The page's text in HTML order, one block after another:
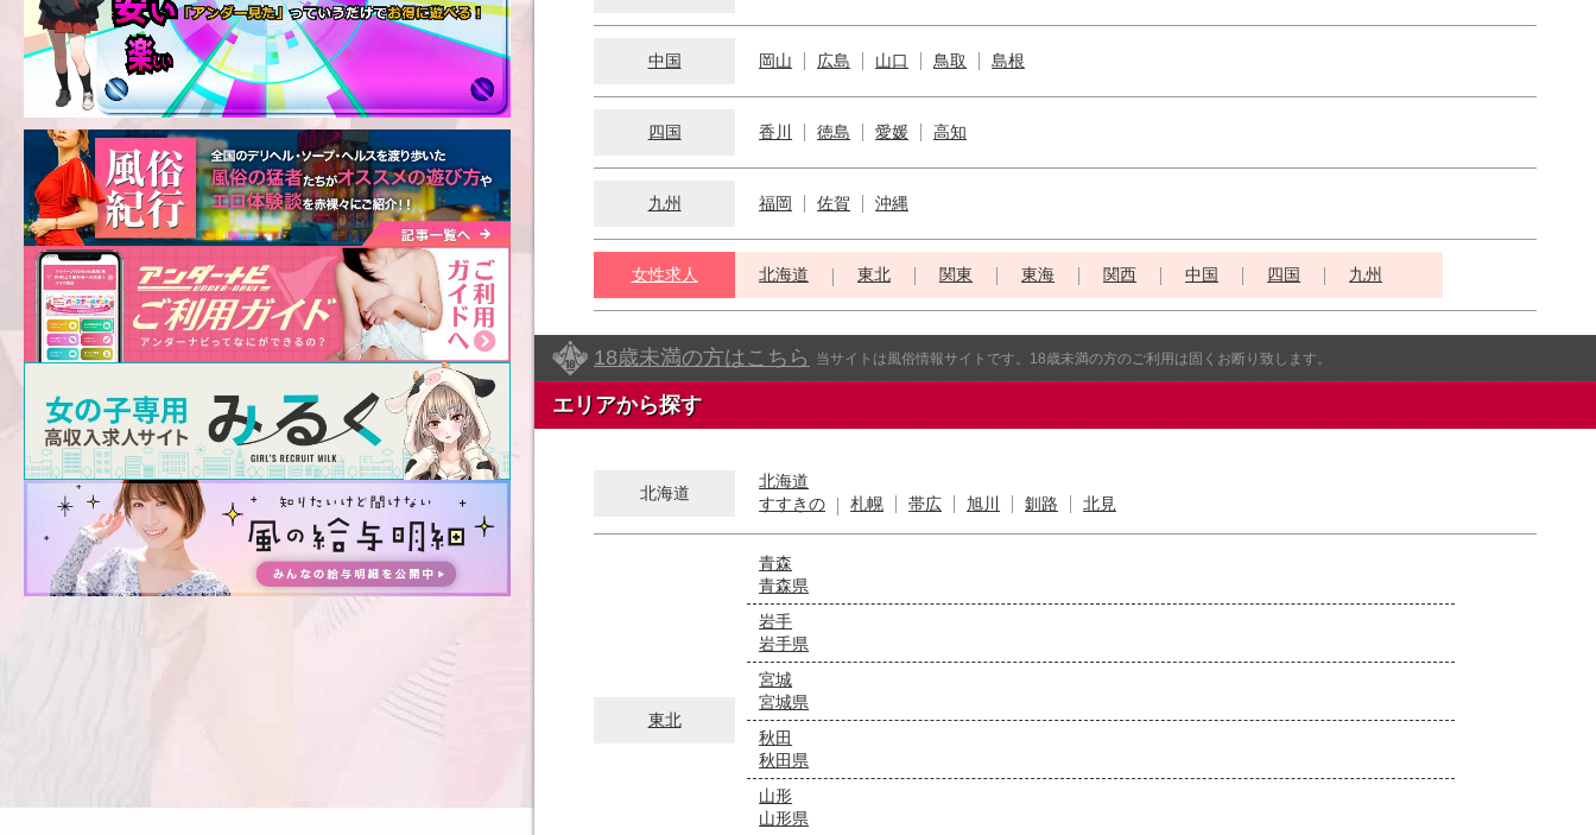
中国 岡山 広島 山口 鳥取 島根
四国 香川 徳島 愛媛 高知
九州 福岡 佐賀 沖縄
女性求人 北海道 東北 関東 東海 関西 中国 四国 九州
18歳未満の方はこちら 当サイトは風俗情報サイトです。18歳未満の方のご利用は固くお断り致します。
エリアから探す
北海道
北海道
すすきの
札幌 帯広 旭川 釧路 北見
東北
青森
青森県
岩手
岩手県
宮城
宮城県
秋田
秋田県
山形
山形県